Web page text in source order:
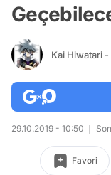
Kai Hiwatari -
29.10.2019 - 10:50
Favori